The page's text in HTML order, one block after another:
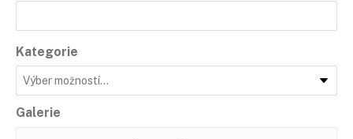
Kategorie
Galerie